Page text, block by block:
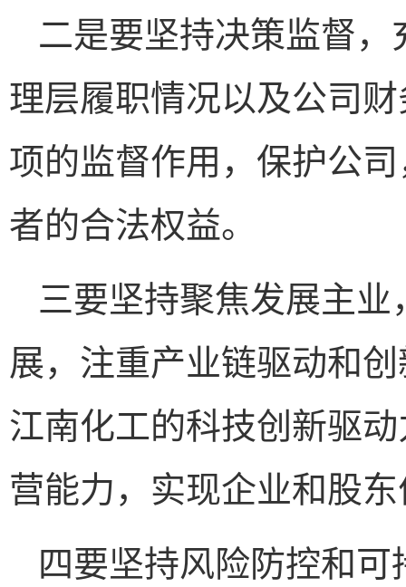
二是要坚持决策监督
理层履职情况以及公司
项的监督作用，保护公
者的合法权益。
三要坚持聚焦发展主
展，注重产业链驱动和
江南化工的科技创新驱
营能力，实现企业和股
四要坚持风险防控和